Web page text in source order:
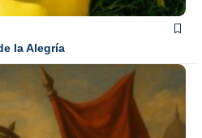
la Alegría